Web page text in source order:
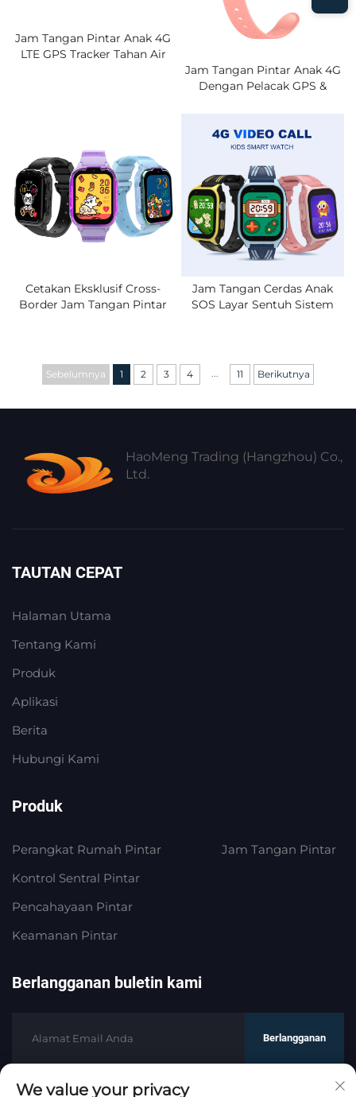
Jam Tangan Pintar Anak 4G
LTE GPS Tracker Tahan Air
Jam Tangan Pintar Anak 4G
Dengan Pelacak GPS &
Geofence Keamanan,
Peringatan SOS, Baterai
Tahan Lama
Cetakan Eksklusif Cross-
Border Jam Tangan Pintar
Jam Tangan Cerdas Anak
SOS Layar Sentuh Sistem
Panggilan Video Dua Arah.
Sebelumnya 1 2 3 4 11 Berikutnya
HaoMeng Trading (Hangzhou) Co.,
Ltd.
TAUTAN CEPAT
Halaman Utama
Tentang Kami
Produk
Aplikasi
Berita
Hubungi Kami
Produk
Perangkat Rumah Pintar
Kontrol Sentral Pintar
Pencahayaan Pintar
Keamanan Pintar
Jam Tangan Pintar
Berlangganan buletin kami
Berlangganan
We value your privacy